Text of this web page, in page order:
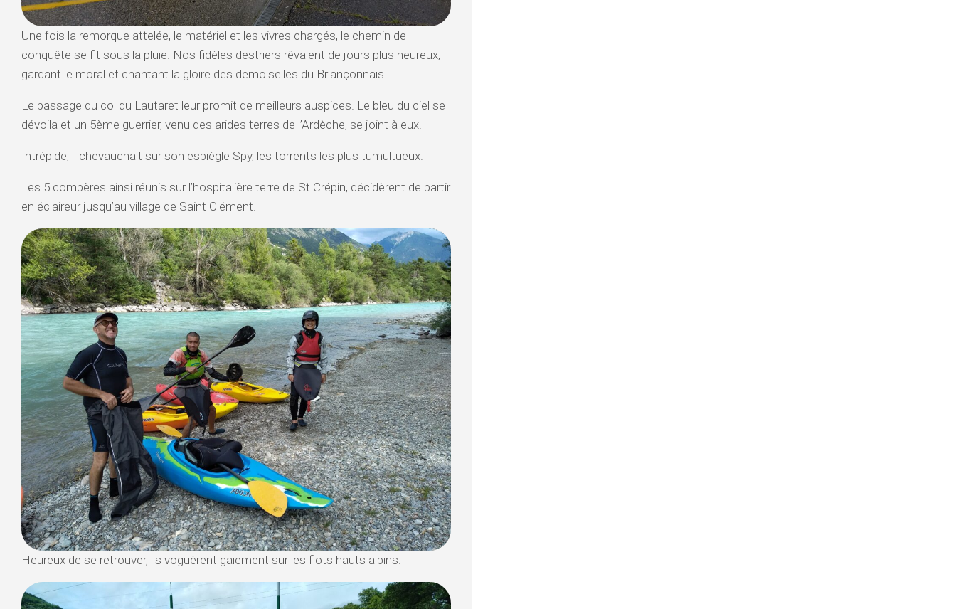
Une fois la remorque attelée, le matériel et les vivres chargés, le chemin de
conquête se fit sous la pluie. Nos fidèles destriers rêvaient de jours plus heureux,
gardant le moral et chantant la gloire des demoiselles du Briançonnais.
Le passage du col du Lautaret leur promit de meilleurs auspices. Le bleu du ciel se
dévoila et un 5ème guerrier, venu des arides terres de l’Ardèche, se joint à eux.
Intrépide, il chevauchait sur son espiègle Spy, les torrents les plus tumultueux.
Les 5 compères ainsi réunis sur l’hospitalière terre de St Crépin, décidèrent de partir
en éclaireur jusqu’au village de Saint Clément.
Heureux de se retrouver, ils voguèrent gaiement sur les flots hauts alpins.